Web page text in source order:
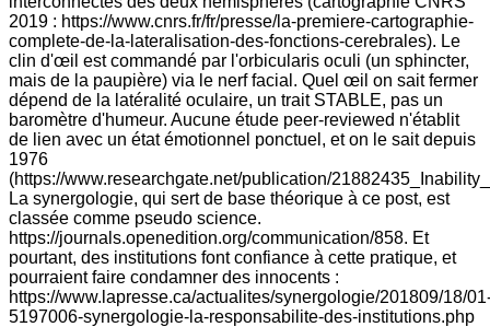
2019 : https://www.cnrs.fr/fr/presse/la-premiere-cartographie-
complete-de-la-lateralisation-des-fonctions-cerebrales). Le
clin d'œil est commandé par l'orbicularis oculi (un sphincter,
mais de la paupière) via le nerf facial. Quel œil on sait fermer
dépend de la latéralité oculaire, un trait STABLE, pas un
baromètre d'humeur. Aucune étude peer-reviewed n'établit
de lien avec un état émotionnel ponctuel, et on le sait depuis
1976
(https://www.researchgate.net/publication/
La synergologie, qui sert de base théorique à ce post, est
classée comme pseudo science.
https://journals.openedition.org/communication/858. Et
pourtant, des institutions font confiance à cette pratique, et
pourraient faire condamner des innocents :
https://www.lapresse.ca/actualites/synergologie/201809/18/
5197006-synergologie-la-responsabilite-des-institutions.php